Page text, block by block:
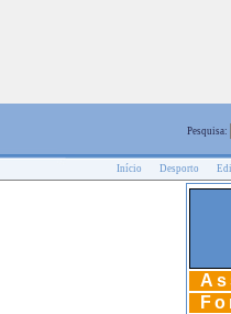
Pesquisa:
Início Desporto